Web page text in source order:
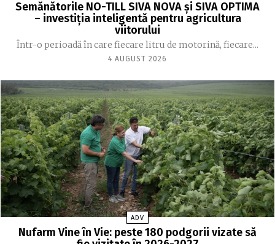
Semănătorile NO-TILL SIVA NOVA și SIVA OPTIMA
– investiția inteligentă pentru agricultura
viitorului
Într-o perioadă în care fiecare litru de motorină, fiecare...
4 AUGUST 2026
ADV
Nufarm Vine în Vie: peste 180 podgorii vizate să